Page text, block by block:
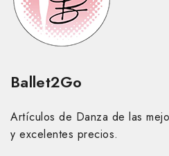
Ballet2Go
Artículos de Danza de las
y excelentes precios.